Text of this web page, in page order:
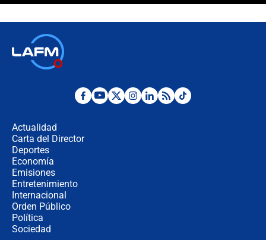
Posesión de Abelardo De La Espriella
Actualidad
Carta del Director
Deportes
Economía
Emisiones
Entretenimiento
Internacional
Orden Público
Política
Sociedad